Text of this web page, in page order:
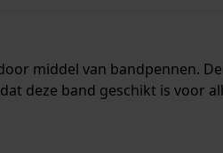
middel van bandpennen.
deze band geschikt is voor